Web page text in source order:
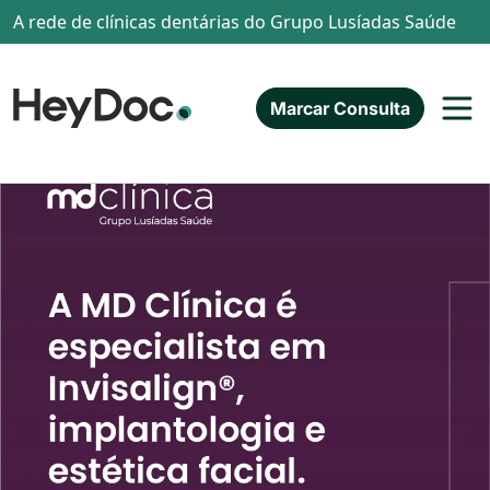
Passar para o conteúdo principal
A rede de clínicas dentárias do Grupo Lusíadas Saúde
Marcar Consulta